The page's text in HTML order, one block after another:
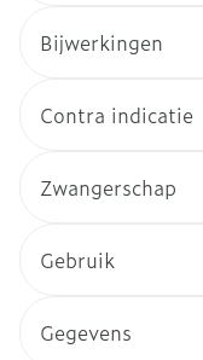
Bijwerkingen
Contra indicatie
Zwangerschap
Gebruik
Gegevens